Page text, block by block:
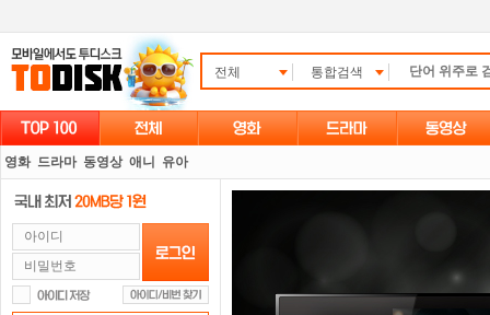
전체 통합검색
영화 드라마 동영상 애니 유아